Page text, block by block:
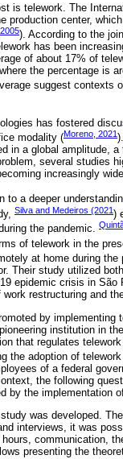
is telework. The
production center,
). According to the
has been
of about 17% of
the percentage is
suggest contexts
has fostered
modality (Moreno, 2021
in a global amplitude,
several studies
increasingly
to a deeper
Silva and Medeiros (2021)
the pandemic.
of telework in the
at home during the
Their study utilized
epidemic crisis in São
restructuring and
by
institution in
that regulates
the adoption of
of a federal
the following
by the implementation
was developed.
interviews, it was
communication,
presenting the